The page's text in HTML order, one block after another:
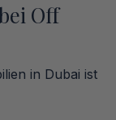
Off
in Dubai ist